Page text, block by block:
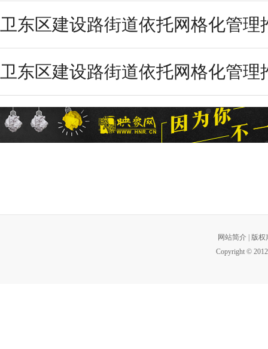
卫东区建设路街道依托网格化管理
卫东区建设路街道依托网格化管理
网站简介
版权
Copyright ©